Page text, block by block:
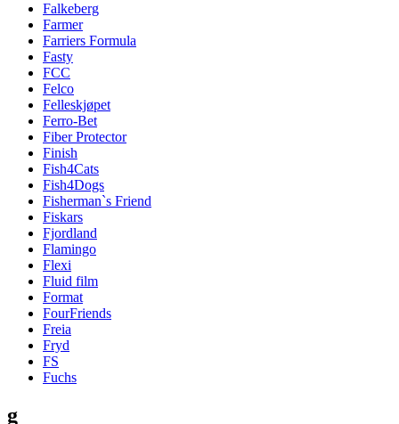
Falkeberg
Farmer
Farriers Formula
Fasty
FCC
Felco
Felleskjøpet
Ferro-Bet
Fiber Protector
Finish
Fish4Cats
Fish4Dogs
Fisherman`s Friend
Fiskars
Fjordland
Flamingo
Flexi
Fluid film
Format
FourFriends
Freia
Fryd
FS
Fuchs
g